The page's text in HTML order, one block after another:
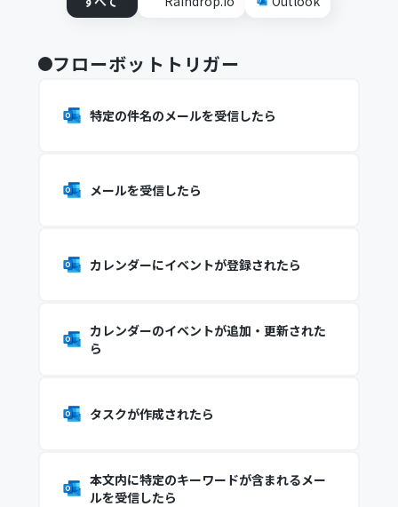
フローボットトリガー
特定の件名のメールを受信したら
メールを受信したら
カレンダーにイベントが登録されたら
カレンダーのイベントが追加・更新された
ら
タスクが作成されたら
本文内に特定のキーワードが含まれるメー
ルを受信したら